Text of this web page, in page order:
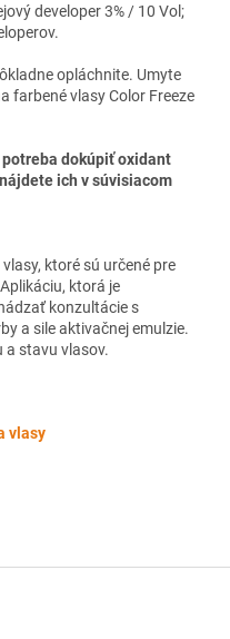
developer 3% / 10 Vol;
opláchnite. Umyte
farbené vlasy Color Freeze
dokúpiť oxidant
ich v súvisiacom
ktoré sú určené pre
ktorá je
konzultácie s
a sile aktivačnej emulzie.
a stavu vlasov.
vlasy